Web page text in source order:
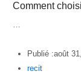
Comment
…
Publié :août
Author
recit